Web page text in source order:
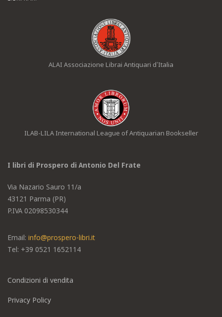
ALAI Associazione Librai Antiquari d’Italia
ILAB-LILA International League of Antiquarian Bookseller
I libri di Prospero di Antonio Del Frate
Via Nazario Sauro 11/a
43121 Parma (PR)
P.IVA 02098530344
Email: info@prospero-libri.it
Tel: +39 0521 1652114
Condizioni di vendita
Privacy Policy